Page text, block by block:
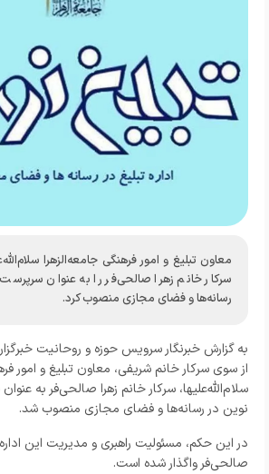
معاون تبلیغ و امور فرهنگی جامعه‌الزهرا
سرکار خانم زهرا صالحی‌فر را به عنوان سرپرست
رسانه‌ها و فضای مجازی منصوب کرد.
به گزارش خبرنگار سرویس حوزه و روحانیت
از سوی سرکار خانم شریفی، معاون تبلیغ و امور
سلام‌الله‌علیها، سرکار خانم زهرا صالحی‌فر به
نوین در رسانه‌ها و فضای مجازی منصوب شد.
در این حکم، مسئولیت راهبری و مدیریت این
صالحی‌فر واگذار شده است.